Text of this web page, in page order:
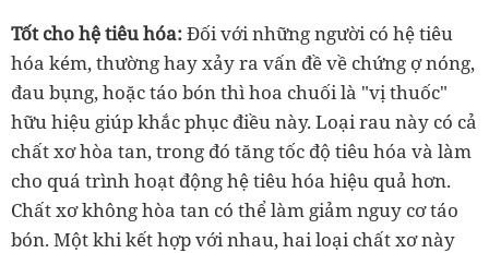
Tốt cho hệ tiêu hóa:Đối với những người có hệ tiêu
hóa kém, thường hay xảy ra vấn đề về chứng ợ nóng,
đau bụng, hoặc táo bón thì hoa chuối là "vị thuốc"
hữu hiệu giúp khắc phục điều này. Loại rau này có cả
chất xơ hòa tan, trong đó tăng tốc độ tiêu hóa và làm
cho quá trình hoạt động hệ tiêu hóa hiệu quả hơn.
Chất xơ không hòa tan có thể làm giảm nguy cơ táo
bón. Một khi kết hợp với nhau, hai loại chất xơ này